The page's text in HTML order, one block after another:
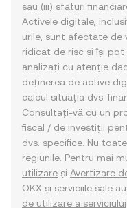
sau (iii) sfaturi
Activele digitale,
urile, sunt afectate de
ridicat de risc și își
analizați cu atenție
deținerea de active
calcul situația dvs.
Consultați-vă cu un
fiscal / de investiții
dvs. specifice. Nu
regiunile. Pentru mai
utilizare și Avertizare
OKX și serviciile sale
de utilizare a serviciului